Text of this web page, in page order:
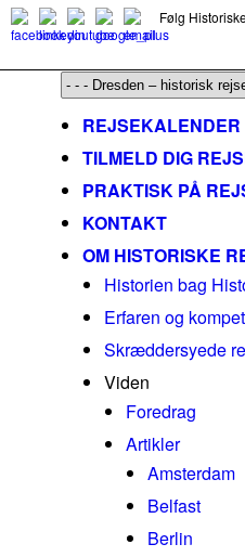
Følg
REJSEKALENDER
TILMELD DIG
PRAKTISK PÅ
KONTAKT
OM HISTORISKE
Historien bag
Erfaren og
Skræddersyede
Viden
Foredrag
Artikler
Amsterdam
Belfast
Berlin